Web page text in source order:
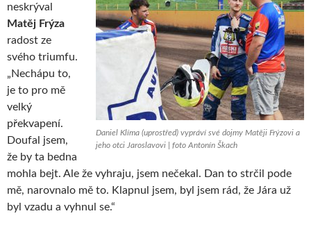
Daniel Klíma (uprostřed) vypráví své dojmy Matěji Frýzovi a
jeho otci Jaroslavovi | foto Antonín Škach
neskrýval
Matěj Frýza
radost ze
svého triumfu.
„Nechápu to,
je to pro mě
velký
překvapení.
Doufal jsem,
že by ta bedna
mohla bejt. Ale že vyhraju, jsem nečekal. Dan to strčil pode
mě, narovnalo mě to. Klapnul jsem, byl jsem rád, že Jára už
byl vzadu a vyhnul se.“